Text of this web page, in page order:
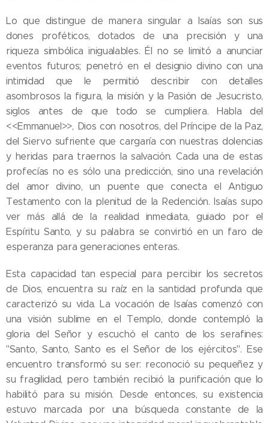
Lo que distingue de manera singular a Isaías son sus
dones proféticos, dotados de una precisión y una
riqueza simbólica inigualables. Él no se limitó a anunciar
eventos futuros; penetró en el designio divino con una
intimidad que le permitió describir con detalles
asombrosos la figura, la misión y la Pasión de Jesucristo,
siglos antes de que todo se cumpliera. Habla del
<<Emmanuel>>, Dios con nosotros, del Príncipe de la Paz,
del Siervo sufriente que cargaría con nuestras dolencias
y heridas para traernos la salvación. Cada una de estas
profecías no es sólo una predicción, sino una revelación
del amor divino, un puente que conecta el Antiguo
Testamento con la plenitud de la Redención. Isaías supo
ver más allá de la realidad inmediata, guiado por el
Espíritu Santo, y su palabra se convirtió en un faro de
esperanza para generaciones enteras.
Esta capacidad tan especial para percibir los secretos
de Dios, encuentra su raíz en la santidad profunda que
caracterizó su vida. La vocación de Isaías comenzó con
una visión sublime en el Templo, donde contempló la
gloria del Señor y escuchó el canto de los serafines:
"Santo, Santo, Santo es el Señor de los ejércitos". Ese
encuentro transformó su ser: reconoció su pequeñez y
su fragilidad, pero también recibió la purificación que lo
habilitó para su misión. Desde entonces, su existencia
estuvo marcada por una búsqueda constante de la